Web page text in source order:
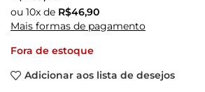
ou 10x de R$46,90
Mais formas de pagamento
Fora de estoque
Adicionar aos lista de desejos